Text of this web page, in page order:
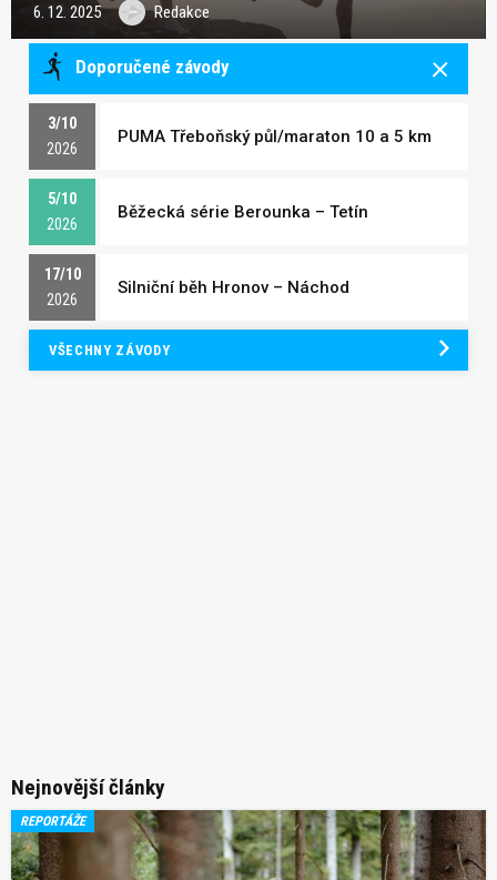
6. 12. 2025 Redakce
Doporučené závody
3/10
2026
PUMA Třeboňský půl/maraton 10 a 5 km
5/10
2026
Běžecká série Berounka – Tetín
17/10
2026
Silniční běh Hronov – Náchod
VŠECHNY ZÁVODY
Nejnovější články
REPORTÁŽE